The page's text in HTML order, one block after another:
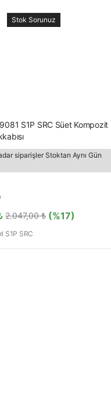
Stok Sorunuz
S1P SRC Süet Kompozit
siparişler Stoktan Aynı Gün
2.047,00 ₺ (%17)
S1P SRC